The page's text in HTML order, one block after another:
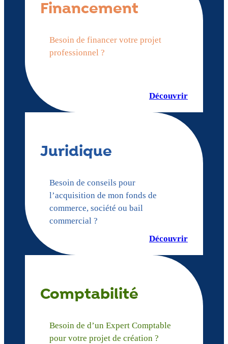
Financement
Besoin de financer votre projet
professionnel ?
Découvrir
Juridique
Besoin de conseils pour
l’acquisition de mon fonds de
commerce, société ou bail
commercial ?
Découvrir
Comptabilité
Besoin de d’un Expert Comptable
pour votre projet de création ?